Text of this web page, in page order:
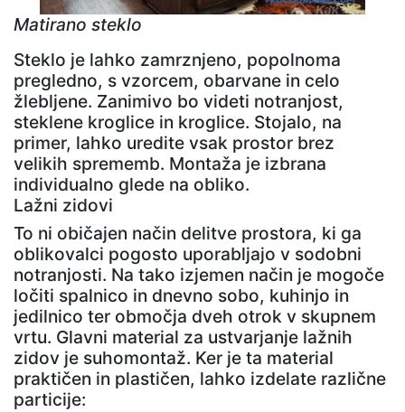
Matirano steklo
Steklo je lahko zamrznjeno, popolnoma
pregledno, s vzorcem, obarvane in celo
žlebljene. Zanimivo bo videti notranjost,
steklene kroglice in kroglice. Stojalo, na
primer, lahko uredite vsak prostor brez
velikih sprememb. Montaža je izbrana
individualno glede na obliko.
Lažni zidovi
To ni običajen način delitve prostora, ki ga
oblikovalci pogosto uporabljajo v sodobni
notranjosti. Na tako izjemen način je mogoče
ločiti spalnico in dnevno sobo, kuhinjo in
jedilnico ter območja dveh otrok v skupnem
vrtu. Glavni material za ustvarjanje lažnih
zidov je suhomontaž. Ker je ta material
praktičen in plastičen, lahko izdelate različne
particije: